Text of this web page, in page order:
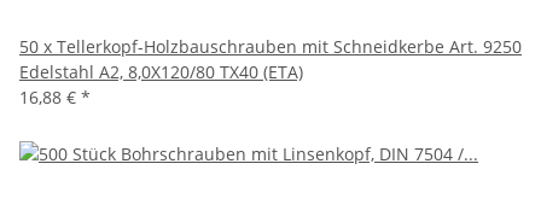
50 x Tellerkopf-Holzbauschrauben mit Schneidkerbe Art. 9250
Edelstahl A2, 8,0X120/80 TX40 (ETA)
16,88 € *